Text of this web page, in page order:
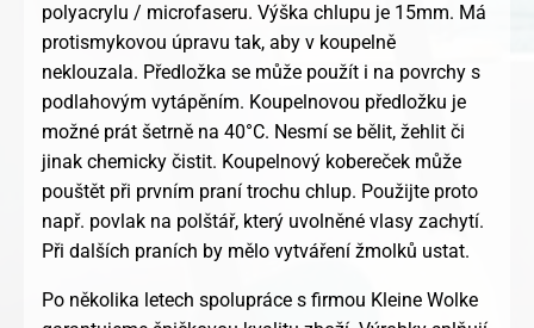
polyacrylu / microfaseru. Výška chlupu je 15mm. Má
protismykovou úpravu tak, aby v koupelně
neklouzala. Předložka se může použít i na povrchy s
podlahovým vytápěním. Koupelnovou předložku je
možné prát šetrně na 40°C. Nesmí se bělit, žehlit či
jinak chemicky čistit. Koupelnový kobereček může
pouštět při prvním praní trochu chlup. Použijte proto
např. povlak na polštář, který uvolněné vlasy zachytí.
Při dalších praních by mělo vytváření žmolků ustat.
Po několika letech spolupráce s firmou Kleine Wolke